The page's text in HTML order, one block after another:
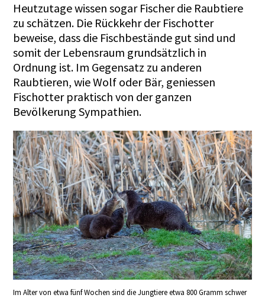
Heutzutage wissen sogar Fischer die Raubtiere
zu schätzen. Die Rückkehr der Fischotter
beweise, dass die Fischbestände gut sind und
somit der Lebensraum grundsätzlich in
Ordnung ist. Im Gegensatz zu anderen
Raubtieren, wie Wolf oder Bär, geniessen
Fischotter praktisch von der ganzen
Bevölkerung Sympathien.
Im Alter von etwa fünf Wochen sind die Jungtiere etwa 800 Gramm schwer